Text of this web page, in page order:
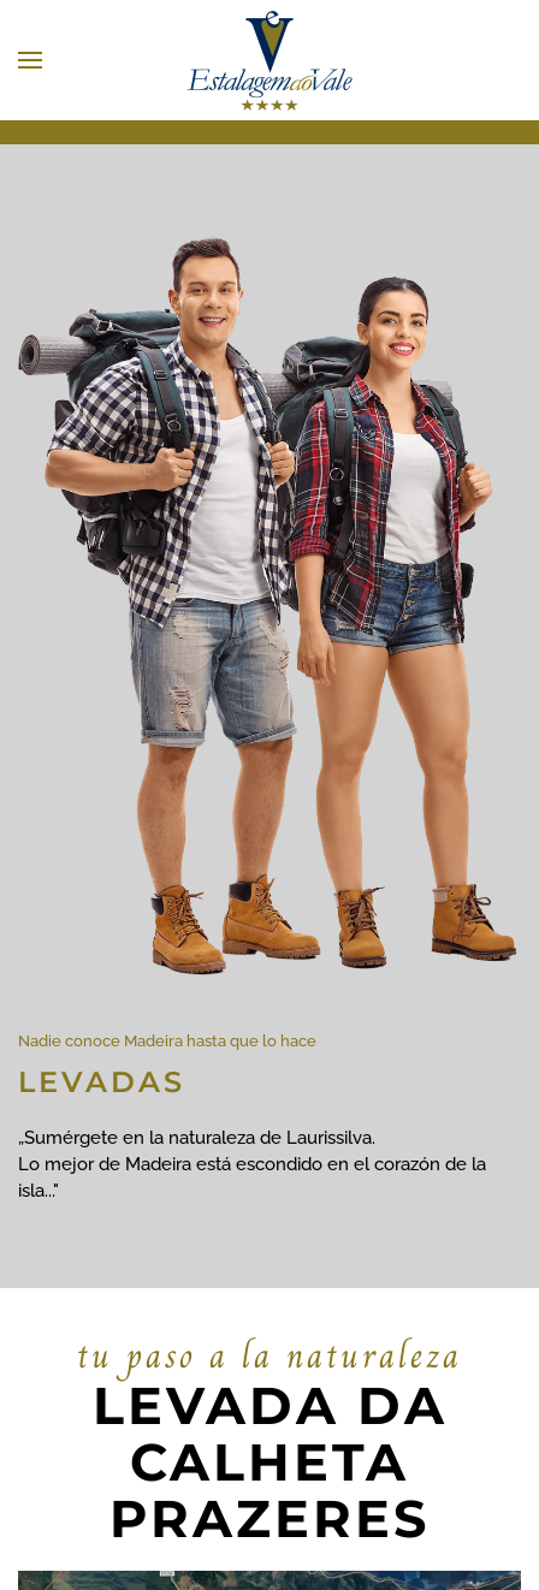
Skip to main content
Nadie conoce Madeira hasta que lo hace
LEVADAS
„Sumérgete en la naturaleza de Laurissilva.
Lo mejor de Madeira está escondido en el corazón de la
isla..."
tu paso a la naturaleza
LEVADA DA
CALHETA
PRAZERES